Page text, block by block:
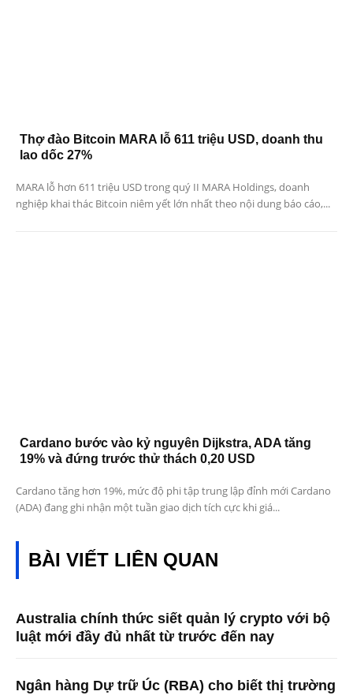
Thợ đào Bitcoin MARA lỗ 611 triệu USD, doanh thu
lao dốc 27%
MARA lỗ hơn 611 triệu USD trong quý II MARA Holdings, doanh
nghiệp khai thác Bitcoin niêm yết lớn nhất theo nội dung báo cáo,...
Cardano bước vào kỷ nguyên Dijkstra, ADA tăng
19% và đứng trước thử thách 0,20 USD
Cardano tăng hơn 19%, mức độ phi tập trung lập đỉnh mới Cardano
(ADA) đang ghi nhận một tuần giao dịch tích cực khi giá...
BÀI VIẾT LIÊN QUAN
Australia chính thức siết quản lý crypto với bộ
luật mới đầy đủ nhất từ trước đến nay
Ngân hàng Dự trữ Úc (RBA) cho biết thị trường